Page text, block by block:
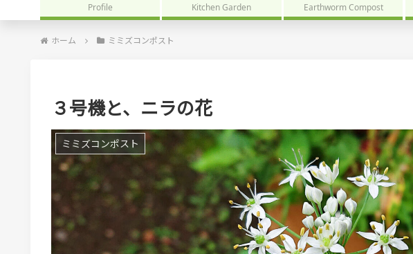
Profile Kitchen Garden Earthworm Compost
ホーム ミミズコンポスト
３号機と、ニラの花
ミミズコンポスト